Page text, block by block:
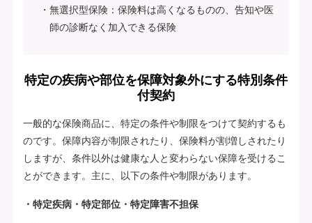
無選択型保険：保険料は高くなるものの、告知や医
師の診断なく加入できる保険
特定の疾病や部位を保障対象外にする特別条件
付契約
一般的な保険商品に、特定の条件や制限をつけて契約するも
のです。保障内容が制限されたり、保険料が割増しされたり
しますが、条件以外は健康な人と変わらない保障を受けるこ
とができます。主に、以下の条件や制限があります。
・特定疾病・特定部位・特定障害不担保